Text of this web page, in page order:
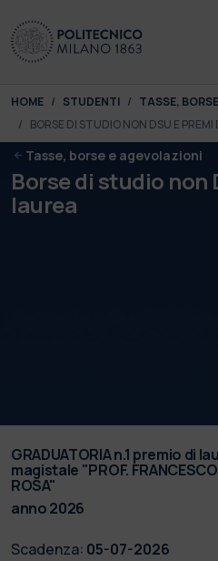
You are here:
HOME STUDENTI
TASSE,
BORSE DI STUDIO NON DSU E PREMI
Tasse, borse e agevolazioni
Borse di studio non
laurea
GRADUATORIA n.1 premio di
magistale "PROF. FRANCESCO
ROSA"
anno 2026
Scadenza: 05-07-2026